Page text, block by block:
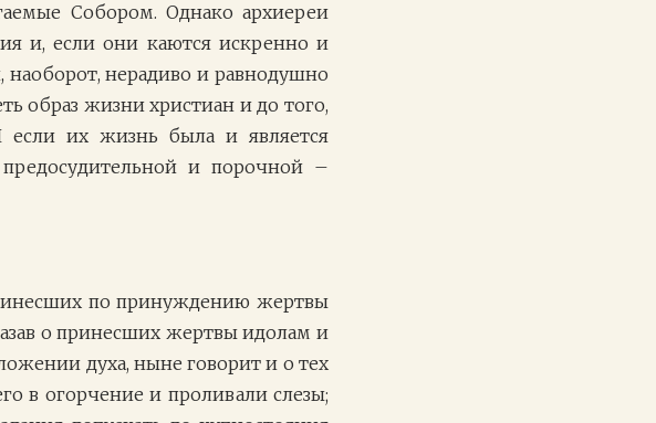
Собором. Однако архиереи
и, если они каются искренно и
нерадиво и равнодушно
образ жизни христиан и до того,
их жизнь была и является
и порочной –
по принуждению жертвы
о принесших жертвы идолам и
духа, ныне говорит и о тех
в огорчение и проливали слезы;